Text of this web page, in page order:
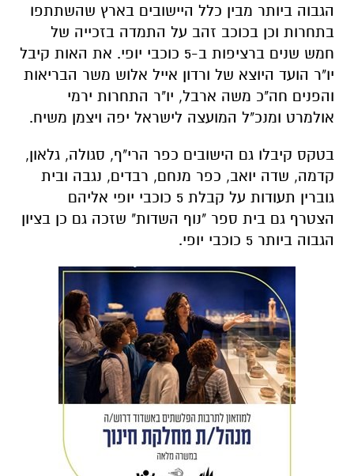
הגבוה ביותר מבין כלל היישובים בארץ שהשתתפו
בתחרות וכן בכוכב זהב על התמדה בזכייה של
חמש שנים ברציפות ב-5 כוכבי יופי. את האות קיבל
יו"ר הועד היוצא של ורדון אייל אלוש משר הבריאות
והפנים חה"כ משה ארבל, יו"ר התחרות ירמי
אולמרט ומנכ"ל המועצה לישראל יפה ויצמן משיח.
בטקס קיבלו גם הישובים כפר הרי"ף, סגולה, גלאון,
קדמה, שדה יואב, כפר מנחם, רבדים, נגבה ובית
גוברין תעודות על קבלת 5 כוכבי יופי אליהם
הצטרף גם בית ספר "נוף השדות" שזכה גם כן בציון
הגבוה ביותר 5 כוכבי יופי.